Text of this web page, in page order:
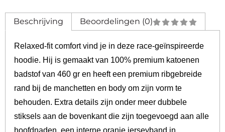
Beschrijving Beoordelingen (0)
Relaxed-fit comfort vind je in deze race-geïnspireerde
hoodie. Hij is gemaakt van 100% premium katoenen
badstof van 460 gr en heeft een premium ribgebreide
rand bij de manchetten en body om zijn vorm te
behouden. Extra details zijn onder meer dubbele
stiksels aan de bovenkant die zijn toegevoegd aan alle